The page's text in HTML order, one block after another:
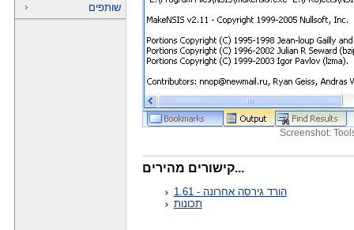
שותפים
Screenshot:
קישורים מהירים...
הורד גירסה אחרונה - 1.61
תכונות